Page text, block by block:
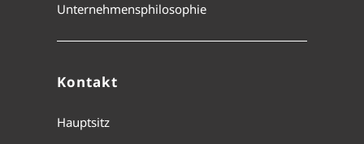
Unternehmensphilosophie
Kontakt
Hauptsitz